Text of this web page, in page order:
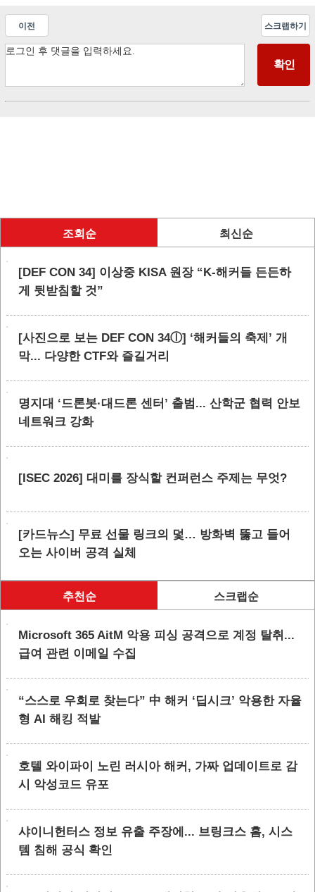
이전 스크랩하기
조회순 최신순
[DEF CON 34] 이상중 KISA 원장 “K-해커들 든든하
게 뒷받침할 것”
[사진으로 보는 DEF CON 34ⓛ] ‘해커들의 축제’ 개
막... 다양한 CTF와 즐길거리
명지대 ‘드론봇·대드론 센터’ 출범... 산학군 협력 안보
네트워크 강화
[ISEC 2026] 대미를 장식할 컨퍼런스 주제는 무엇?
[카드뉴스] 무료 선물 링크의 덫… 방화벽 뚫고 들어
오는 사이버 공격 실체
추천순 스크랩순
Microsoft 365 AitM 악용 피싱 공격으로 계정 탈취...
급여 관련 이메일 수집
“스스로 우회로 찾는다” 中 해커 ‘딥시크’ 악용한 자율
형 AI 해킹 적발
호텔 와이파이 노린 러시아 해커, 가짜 업데이트로 감
시 악성코드 유포
샤이니헌터스 정보 유출 주장에... 브링크스 홈, 시스
템 침해 공식 확인